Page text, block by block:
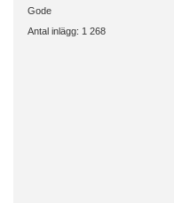
Gode
Antal inlägg: 1 268